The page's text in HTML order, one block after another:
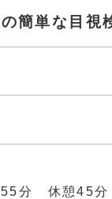
簡単な目視
55分 休憩45分